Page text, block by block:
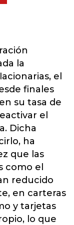
la
el
finales
su tasa de
el
Dicha
ha
que las
como el
reducido
en carteras
y tarjetas
lo que